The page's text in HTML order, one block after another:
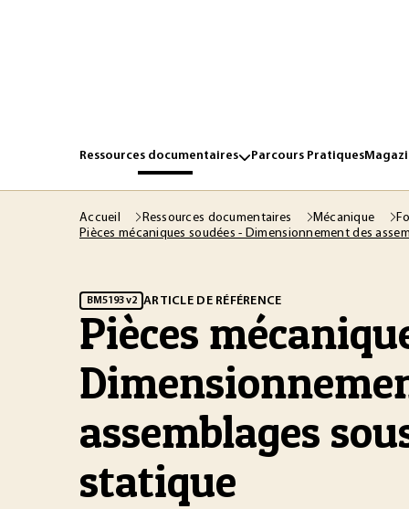
Ressources documentaires Parcours Pratiques
Accueil Ressources documentaires Mécanique
Pièces mécaniques soudées - Dimensionnement des
BM5193 v2 ARTICLE DE RÉFÉRENCE
Pièces
assemblages
statique